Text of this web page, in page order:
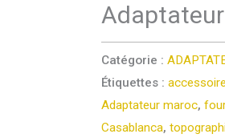
Catégorie :
Étiquettes :
Adaptateur maroc,
Casablanca,